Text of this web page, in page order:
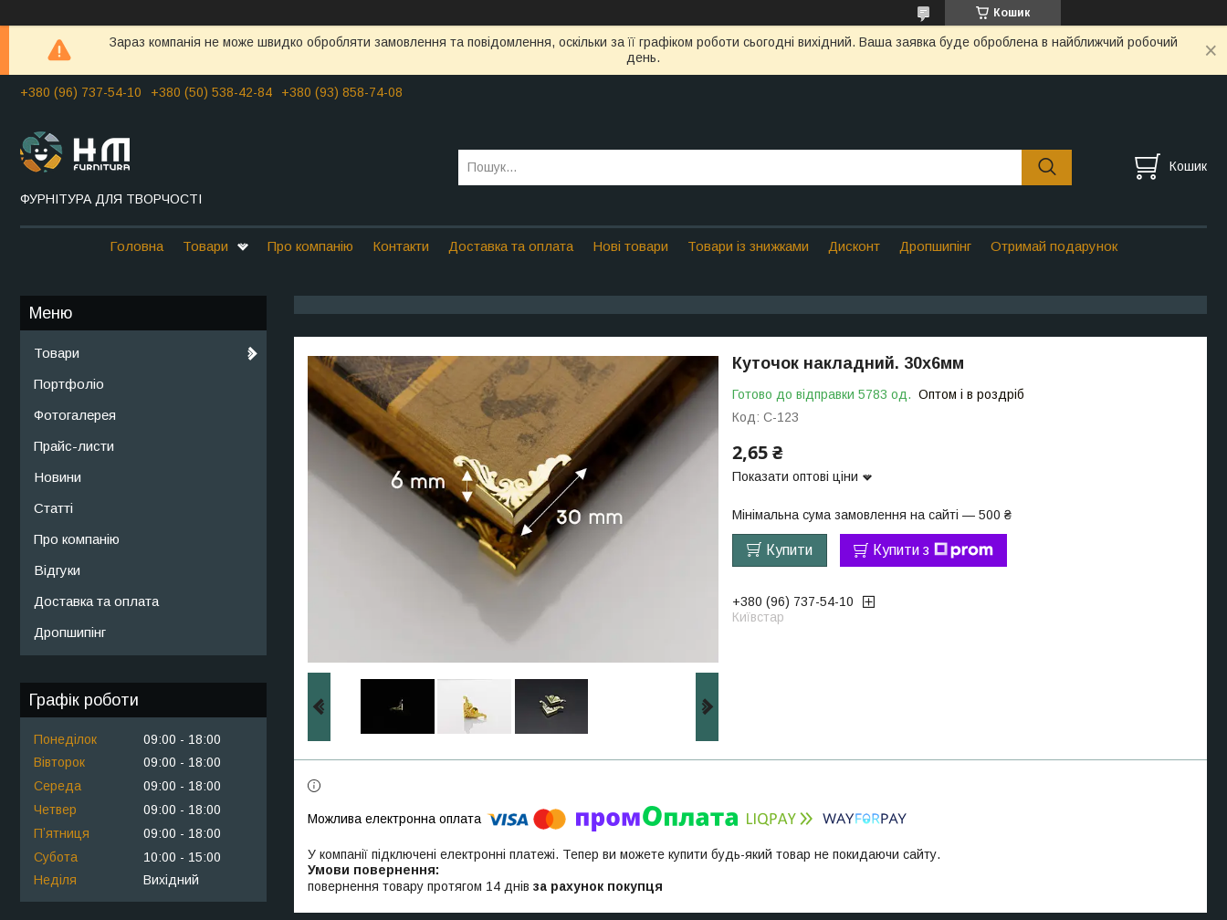
Кошик
Зараз компанія не може швидко обробляти замовлення та повідомлення, оскільки за її графіком роботи сьогодні вихідний. Ваша заявка буде оброблена в найближчий робочий
день.
+380 (96) 737-54-10 +380 (50) 538-42-84 +380 (93) 858-74-08
ФУРНІТУРА ДЛЯ ТВОРЧОСТІ
Кошик
Головна Товари Про компанію Контакти Доставка та оплата Нові товари Товари із знижками Дисконт Дропшипінг Отримай подарунок
Куточок накладний. 30х6мм
Готово до відправки 5783 од. Оптом і в роздріб
Код: C-123
2,65 ₴
Показати оптові ціни
Мінімальна сума замовлення на сайті — 500 ₴
Купити Купити з
+380 (96) 737-54-10
Київстар
У компанії підключені електронні платежі. Тепер ви можете купити будь-який товар не покидаючи сайту.
повернення товару протягом 14 днів за рахунок покупця
Товари
Портфоліо
Фотогалерея
Прайс-листи
Новини
Статті
Про компанію
Відгуки
Доставка та оплата
Дропшипінг
Графік роботи
Понеділок 09:00
18:00
Вівторок
09:00
18:00
Середа
09:00
18:00
Четвер
09:00
18:00
Пʼятниця
09:00
18:00
Субота
10:00
15:00
Неділя
Вихідний